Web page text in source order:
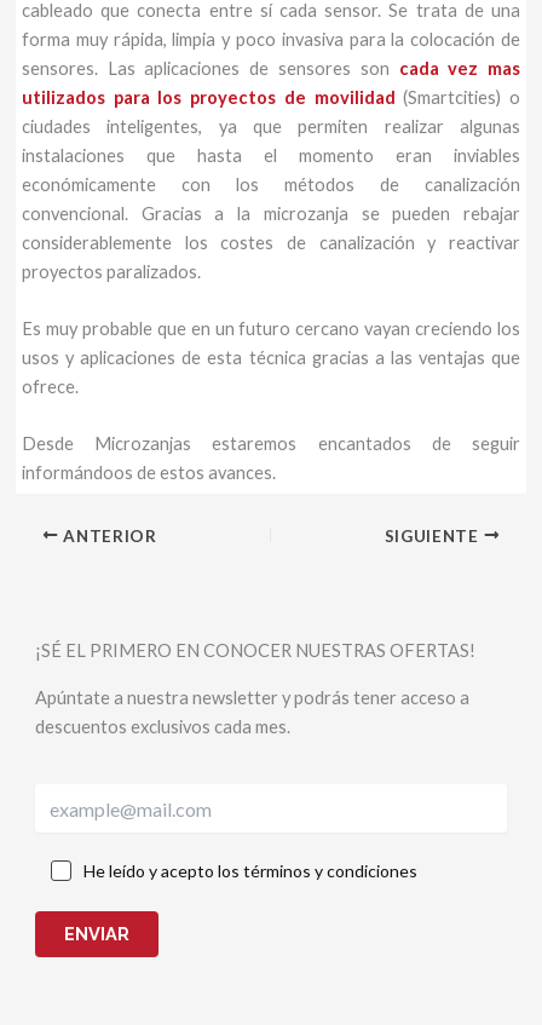
cableado que conecta entre sí cada sensor. Se trata de una
forma muy rápida, limpia y poco invasiva para la colocación de
sensores. Las aplicaciones de sensores son cada vez mas
utilizados para los proyectos de movilidad (Smartcities) o
ciudades inteligentes, ya que permiten realizar algunas
instalaciones que hasta el momento eran inviables
económicamente con los métodos de canalización
convencional. Gracias a la microzanja se pueden rebajar
considerablemente los costes de canalización y reactivar
proyectos paralizados.
Es muy probable que en un futuro cercano vayan creciendo los
usos y aplicaciones de esta técnica gracias a las ventajas que
ofrece.
Desde Microzanjas estaremos encantados de seguir
informándoos de estos avances.
ANTERIOR SIGUIENTE
¡SÉ EL PRIMERO EN CONOCER NUESTRAS OFERTAS!
Apúntate a nuestra newsletter y podrás tener acceso a
descuentos exclusivos cada mes.
He leído y acepto los términos y condiciones
ENVIAR